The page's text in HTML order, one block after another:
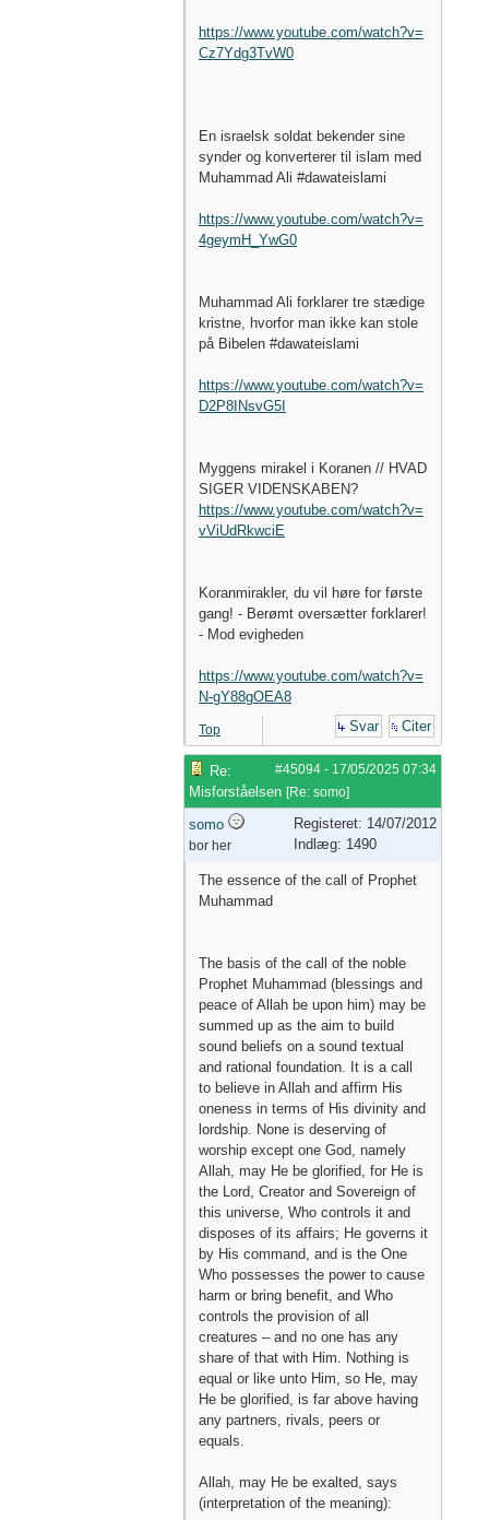
https://www.youtube.com/watch?v=
Cz7Ydg3TvW0
En israelsk soldat bekender sine
synder og konverterer til islam med
Muhammad Ali #dawateislami
https://www.youtube.com/watch?v=
4geymH_YwG0
Muhammad Ali forklarer tre stædige
kristne, hvorfor man ikke kan stole
på Bibelen #dawateislami
https://www.youtube.com/watch?v=
D2P8INsvG5I
Myggens mirakel i Koranen // HVAD
SIGER VIDENSKABEN?
https://www.youtube.com/watch?v=
vViUdRkwciE
Koranmirakler, du vil høre for første
gang! - Berømt oversætter forklarer!
- Mod evigheden
https://www.youtube.com/watch?v=
N-gY88gOEA8
Top Svar Citer
#45094 - 17/05/2025 07:34
Re:
Misforståelsen [Re: somo]
somo
bor her
Registeret: 14/07/2012
Indlæg: 1490
The essence of the call of Prophet
Muhammad
The basis of the call of the noble
Prophet Muhammad (blessings and
peace of Allah be upon him) may be
summed up as the aim to build
sound beliefs on a sound textual
and rational foundation. It is a call
to believe in Allah and affirm His
oneness in terms of His divinity and
lordship. None is deserving of
worship except one God, namely
Allah, may He be glorified, for He is
the Lord, Creator and Sovereign of
this universe, Who controls it and
disposes of its affairs; He governs it
by His command, and is the One
Who possesses the power to cause
harm or bring benefit, and Who
controls the provision of all
creatures – and no one has any
share of that with Him. Nothing is
equal or like unto Him, so He, may
He be glorified, is far above having
any partners, rivals, peers or
equals.
Allah, may He be exalted, says
(interpretation of the meaning):